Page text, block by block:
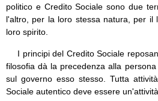
politico e Credito Sociale sono due
l'altro, per la loro stessa natura, per il
loro spirito.
I principi del Credito Sociale
filosofia dà la precedenza alla
sul governo esso stesso. Tutta
Sociale autentico deve essere